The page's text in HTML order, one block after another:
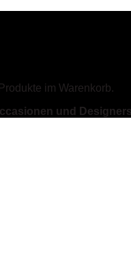
im Warenkorb.
und